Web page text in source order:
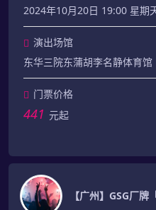
2024年10月20日 19:00 星期
演出场馆
东华三院东蒲胡李名静体育馆
门票价格
441 元起
【广州】GSG厂